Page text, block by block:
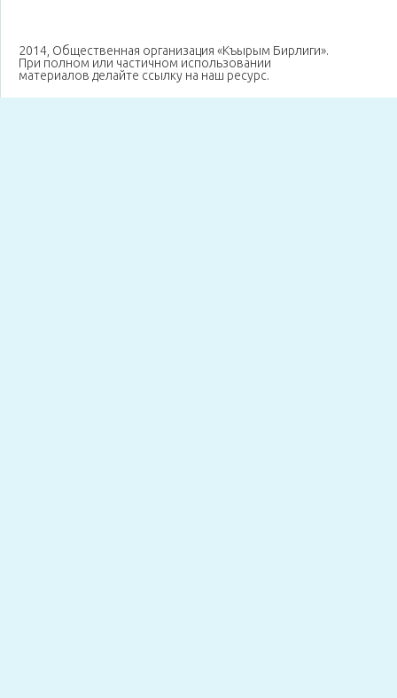
2014, Общественная организация «Къырым Бирлиги».
При полном или частичном использовании
материалов делайте ссылку на наш ресурс.